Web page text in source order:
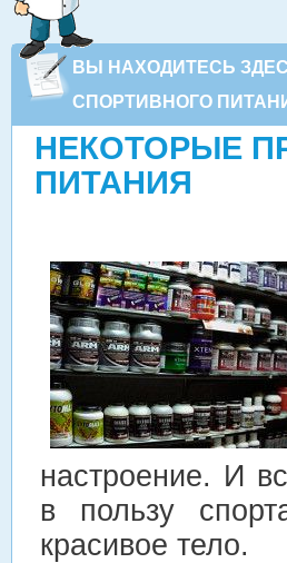
ВЫ НАХОДИТЕСЬ
СПОРТИВНОГО
НЕКОТОРЫЕ
ПИТАНИЯ
настроение. И
в пользу
красивое тело.